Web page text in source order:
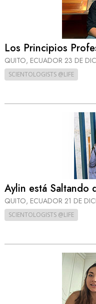
Los Principios
QUITO, ECUADOR 23 DE
SCIENTOLOGISTS @LIFE
Aylin está Saltando
QUITO, ECUADOR 21 DE
SCIENTOLOGISTS @LIFE